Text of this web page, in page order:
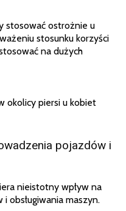
stosować ostrożnie u
stosunku korzyści
na dużych
okolicy piersi u kobiet
pojazdów i
nieistotny wpływ na
obsługiwania maszyn.